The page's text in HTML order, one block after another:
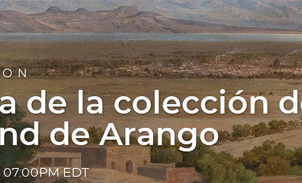
de la colección
de Arango
07:00PM EDT